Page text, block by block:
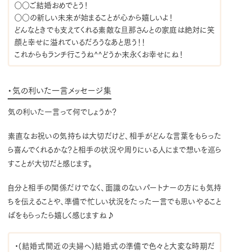
○○ご結婚おめでとう！
○○の新しい未来が始まることが心から嬉しいよ！
どんなときでも支えてくれる素敵な旦那さんとの家庭は絶対に笑
顔と幸せに溢れているだろうなあと思う！！
これからもランチ行こうね^^どうか末永くお幸せにね！
・気の利いた一言メッセージ集
気の利いた一言って何でしょうか？
素直なお祝いの気持ちは大切だけど、相手がどんな言葉をもらった
ら喜んでくれるかな？と相手の状況や周りにいる人にまで想いを巡ら
すことが大切だと感じます。
自分と相手の関係だけでなく、面識のないパートナーの方にも気持
ちを伝えることや、準備で忙しい状況をたった一言でも思いやること
ばをもらったら嬉しく感じますね♪
・(結婚式間近の夫婦へ)結婚式の準備で色々と大変な時期だ